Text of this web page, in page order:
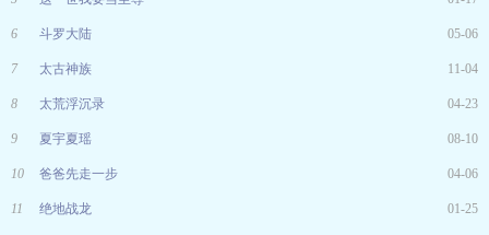
6 斗罗大陆 05-06
7 太古神族 11-04
8 太荒浮沉录 04-23
9 夏宇夏瑶 08-10
10 爸爸先走一步 04-06
11 绝地战龙 01-25